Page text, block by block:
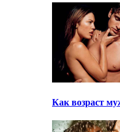
Как возраст